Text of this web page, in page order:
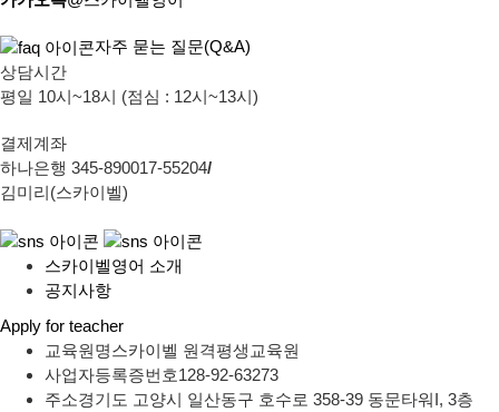
자주 묻는 질문(Q&A)
상담시간
평일 10시~18시 (점심 : 12시~13시)
결제계좌
하나은행 345-890017-55204/
김미리(스카이벨)
스카이벨영어 소개
공지사항
Apply for teacher
교육원명스카이벨 원격평생교육원
사업자등록증번호128-92-63273
주소경기도 고양시 일산동구 호수로 358-39 동문타워I, 3층